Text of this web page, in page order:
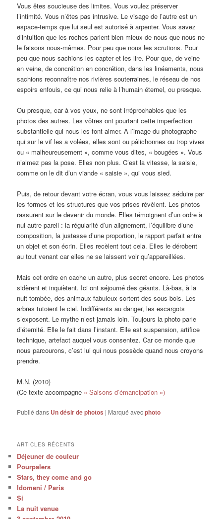
Vous êtes soucieuse des limites. Vous voulez préserver
l’intimité. Vous n’êtes pas intrusive. Le visage de l’autre est un
espace-temps que lui seul est autorisé à arpenter. Vous savez
d’intuition que les roches parlent bien mieux de nous que nous ne
le faisons nous-mêmes. Pour peu que nous les scrutions. Pour
peu que nous sachions les capter et les lire. Pour que, de veine
en veine, de concrétion en concrétion, dans les linéaments, nous
sachions reconnaître nos rivières souterraines, le réseau de nos
espoirs enfouis, ce qui nous relie à l’humain éternel, ou presque.
Ou presque, car à vos yeux, ne sont irréprochables que les
photos des autres. Les vôtres ont pourtant cette imperfection
substantielle qui nous les font aimer. À l’image du photographe
qui sur le vif les a volées, elles sont ou pâlichonnes ou trop vives
ou « malheureusement », comme vous dites, « bougées ». Vous
n’aimez pas la pose. Elles non plus. C’est la vitesse, la saisie,
comme on le dit d’un viande « saisie », qui vous sied.
Puis, de retour devant votre écran, vous vous laissez séduire par
les formes et les structures que vos prises révèlent. Les photos
rassurent sur le devenir du monde. Elles témoignent d’un ordre à
nul autre pareil : la régularité d’un alignement, l’équilibre d’une
composition, la justesse d’une proportion, le rapport parfait entre
un objet et son écrin. Elles recèlent tout cela. Elles le dérobent
au tout venant car elles ne se laissent voir qu’appareillées.
Mais cet ordre en cache un autre, plus secret encore. Les photos
sidèrent et inquiètent. Ici ont séjourné des géants. Là-bas, à la
nuit tombée, des animaux fabuleux sortent des sous-bois. Les
arbres tutoient le ciel. Indifférents au danger, les escargots
s’exposent. Le mythe n’est jamais loin. Toujours la photo parle
d’éternité. Elle le fait dans l’instant. Elle est suspension, artifice
technique, artefact auquel vous consentez. Car ce monde que
nous parcourons, c’est lui qui nous possède quand nous croyons
prendre.
M.N. (2010)
(Ce texte accompagne « Saisons d’émancipation »)
Publié dans Un désir de photos | Marqué avecphoto
ARTICLES RÉCENTS
Déjeuner de couleur
Pourpalers
Stars, they come and go
Idomeni / Paris
Si
La nuit venue